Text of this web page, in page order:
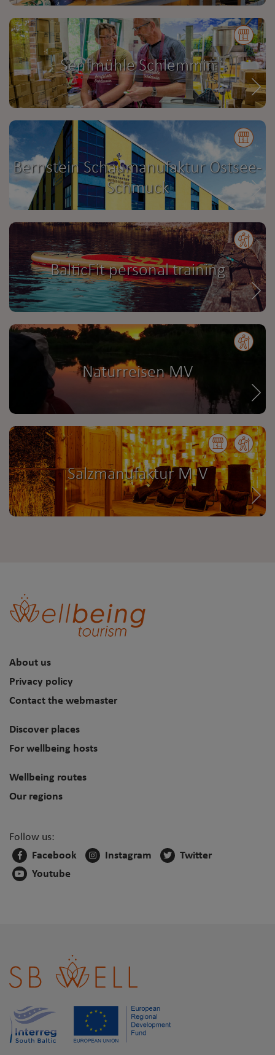
Senfmühle Schlemmin
Bernstein Schaumanufaktur Ostsee-
Schmuck
BalticFit personal training
Naturreisen MV
Salzmanufaktur M-V
About us
Privacy policy
Contact the webmaster
Discover places
For wellbeing hosts
Wellbeing routes
Our regions
Follow us:
Facebook
Instagram
Twitter
Youtube